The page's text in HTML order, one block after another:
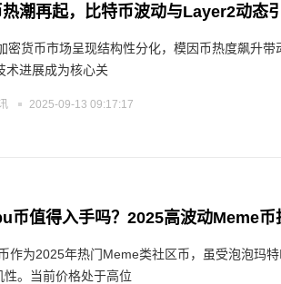
潮再起，比特币波动与Layer2动态
密货币市场呈现结构性分化，模因币热度飙升
术进展成为核心关
2025-09-13 09:17:17
币值得入手吗？2025高波动Meme币
作为2025年热门Meme类社区币，虽受泡泡玛
性。当前价格处于高位